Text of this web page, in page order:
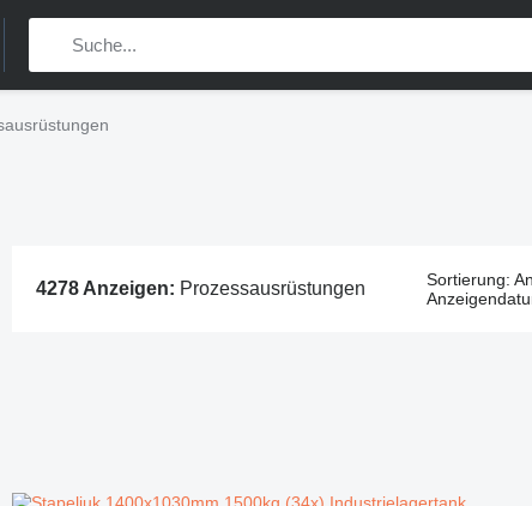
4278 Anzeigen: Prozessausrüstungen Sortierung: